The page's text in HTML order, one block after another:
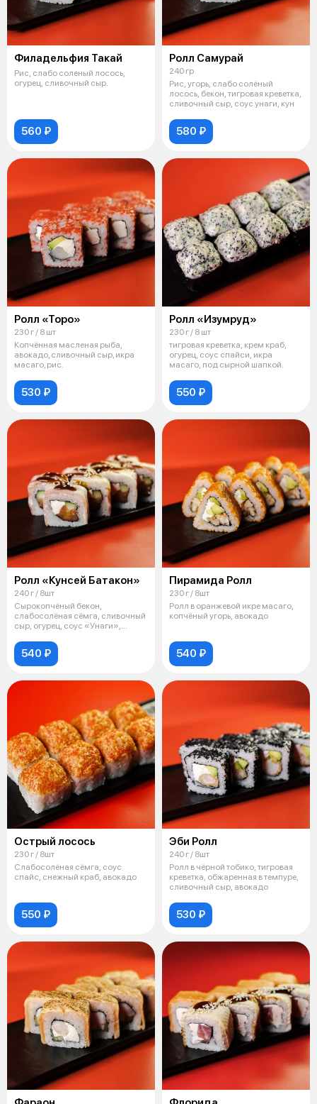
Филадельфия Такай
Рис, слабо соленый лосось,
огурец, сливочный сыр.
560 ₽
Ролл Самурай
240 гр
Рис, угорь, слабо солёный
лосось, бекон, тигровая креветка,
сливочный сыр, соус унаги, кун
580 ₽
Ролл «Торо»
230 г / 8 шт
Копчённая масленая рыба,
авокадо, сливочный сыр, икра
масаго, рис.
530 ₽
Ролл «Изумруд»
230 г / 8 шт
тигровая креветка, крем краб,
огурец, соус спайси, икра
масаго, под сырной шапкой.
550 ₽
Ролл «Кунсей Батакон»
240 г / 8шт
Сырокопчёный бекон,
слабосолёная сёмга, сливочный
сыр, огурец, соус «Унаги»,
540 ₽
Пирамида Ролл
230 г / 8шт
Ролл в оранжевой икре масаго,
копчёный угорь, авокадо
540 ₽
Острый лосось
230 г / 8шт
Слабосолёная сёмга, соус
спайс, снежный краб, авокадо
550 ₽
Эби Ролл
240 г / 8шт
Ролл в чёрной тобико, тигровая
креветка, обжаренная в темпуре,
сливочный сыр, авокадо
530 ₽